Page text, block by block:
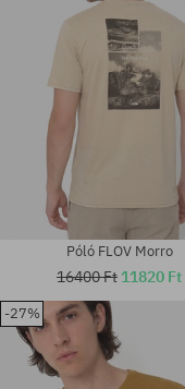
Elérhető méretek:
M; L; XL
Póló FLOV Morro
16400 Ft 11820 Ft
-27%